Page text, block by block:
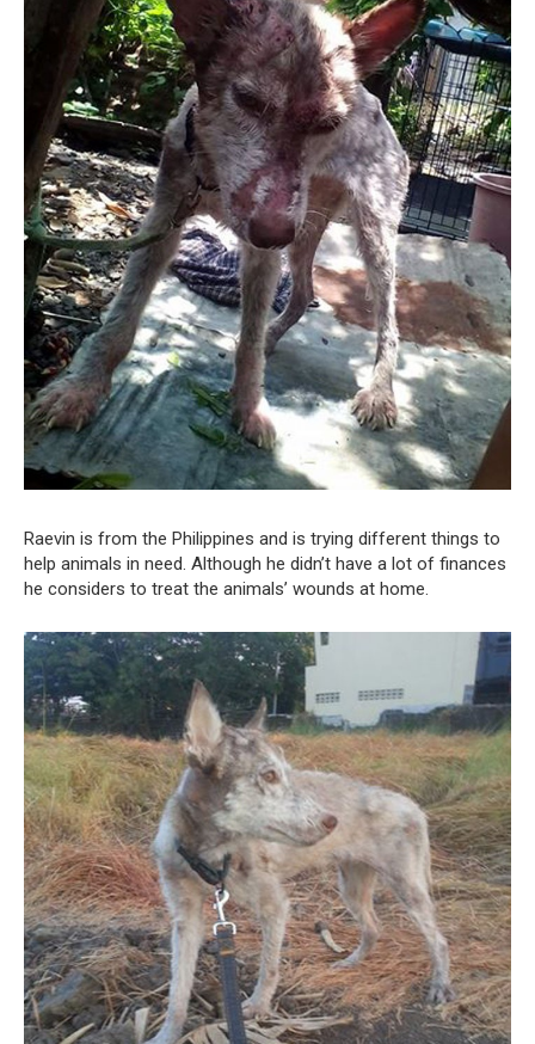
Raevin is from the Philippines and is trying different things to
help animals in need. Although he didn’t have a lot of finances
he considers to treat the animals’ wounds at home.